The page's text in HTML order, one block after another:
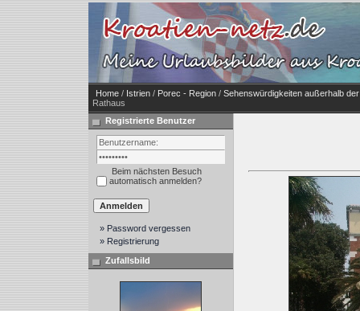
Home / Istrien / Porec - Region / Sehenswürdigkeiten außerhalb
Rathaus
Registrierte Benutzer
Beim nächsten Besuch
automatisch anmelden?
» Password vergessen
» Registrierung
Zufallsbild